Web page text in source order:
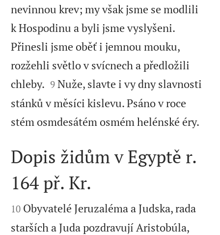
nevinnou krev; my však jsme se modlili
k Hospodinu a byli jsme vyslyšeni.
Přinesli jsme oběť i jemnou mouku,
rozžehli světlo v svícnech a předložili
chleby. 

9 Nuže, slavte i vy dny slavnosti
stánků v měsíci kislevu. Psáno v roce
stém osmdesátém osmém helénské éry.

Dopis židům v Egyptě r.
164 př. Kr.

10 Obyvatelé Jeruzaléma a Judska, rada
starších a Juda pozdravují Aristobúla,